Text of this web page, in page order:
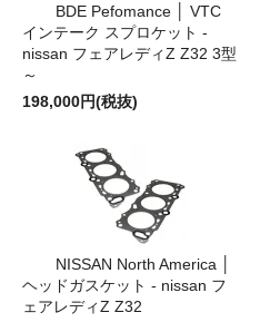
BDE Pefomance │ VTC
インテーク スプロケット -
nissan フェアレディZ Z32 3型
～
198,000円(税抜)
NISSAN North America │
ヘッドガスケット - nissan フ
ェアレディZ Z32